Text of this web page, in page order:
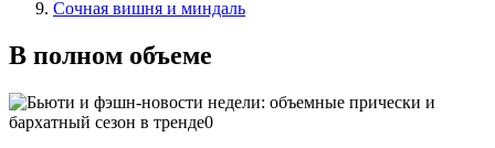
Сочная вишня и миндаль
В полном объеме